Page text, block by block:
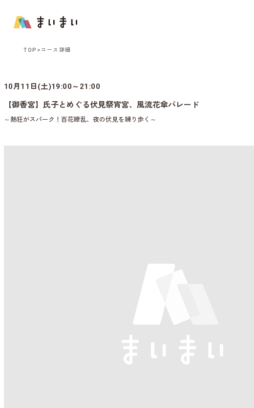
TOP コース詳細
10月11日(土)19:00～21:00
【御香宮】氏子とめぐる伏見祭宵宮、風流花傘パレード
～熱狂がスパーク！百花繚乱、夜の伏見を練り歩く～